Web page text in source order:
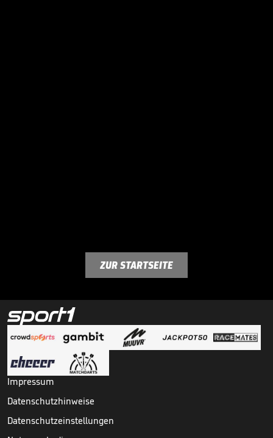
ZUR STARTSEITE
Impressum
Datenschutzhinweise
Datenschutzeinstellungen